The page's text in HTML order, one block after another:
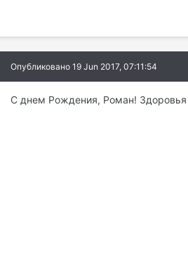
Опубликовано 19 Jun 2017, 07:11:54
С днем Рождения, Роман! Здоровья